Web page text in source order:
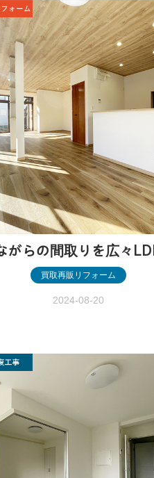
がらの間取りを広々
買取再販リフォーム
2024-08-20
before after before after
年・木造2階建・延床面積
工内容 間取り変更…